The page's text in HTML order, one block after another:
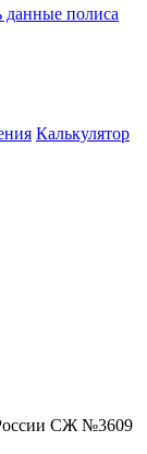
данные полиса
Калькулятор
СЖ №3609